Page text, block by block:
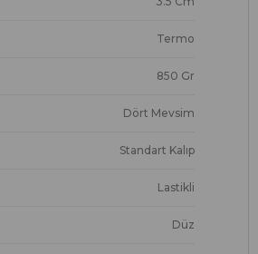
Termo
850 Gr
Dört Mevsim
Standart Kalıp
Lastikli
Düz